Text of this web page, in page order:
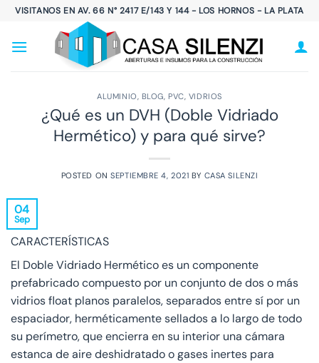
Saltar
contenido
VISITANOS EN AV. 66 N° 2417 E/143 Y 144 - LOS HORNOS - LA PLATA
ALUMINIO, BLOG,PVC, VIDRIOS
¿Qué es un DVH (Doble Vidriado
Hermético) y para qué sirve?
POSTED ONSEPTIEMBRE 4, 2021 BY CASA SILENZI
04
Sep
CARACTERÍSTICAS
El Doble Vidriado Hermético es un componente
prefabricado compuesto por un conjunto de dos o más
vidrios float planos paralelos, separados entre sí por un
espaciador, herméticamente sellados a lo largo de todo
su perímetro, que encierra en su interior una cámara
estanca de aire deshidratado o gases inertes para